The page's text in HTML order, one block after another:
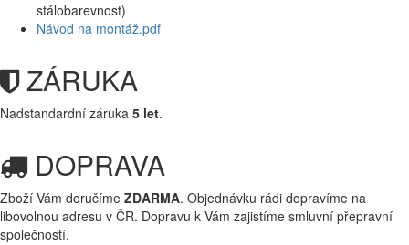
stálobarevnost)
Návod na montáž.pdf
ZÁRUKA
Nadstandardní záruka 5 let.
DOPRAVA
Zboží Vám doručíme ZDARMA. Objednávku rádi dopravíme na
libovolnou adresu v ČR. Dopravu k Vám zajistíme smluvní přepravní
společností.